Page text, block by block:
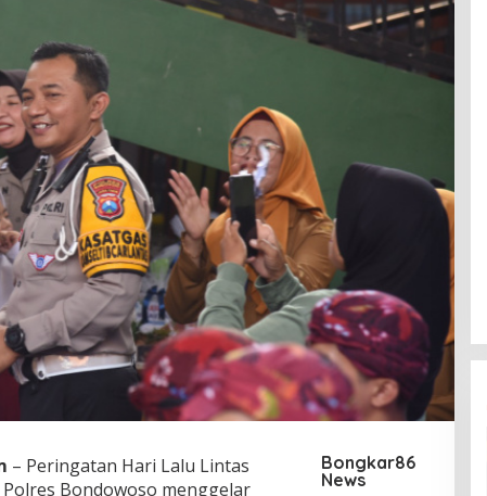
– Peringatan Hari Lalu Lintas
Bondowoso menggelar
Bongkar86
News